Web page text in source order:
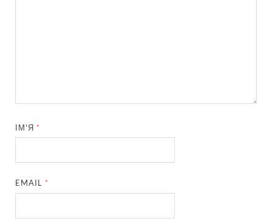
ІМ'Я *
EMAIL *